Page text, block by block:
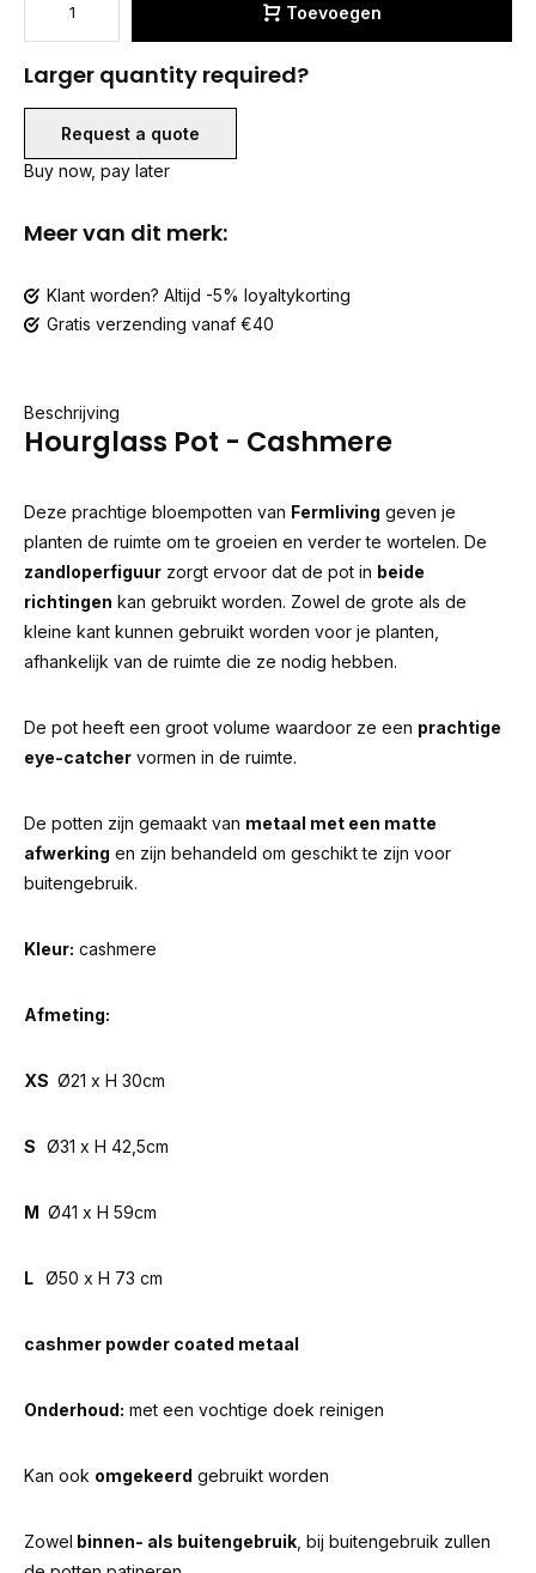
Toevoegen
Larger quantity required?
Request a quote
Buy now, pay later
Meer van dit merk:
Klant worden? Altijd -5% loyaltykorting
Gratis verzending vanaf €40
Beschrijving
Hourglass Pot - Cashmere
Deze prachtige bloempotten van Fermliving geven je
planten de ruimte om te groeien en verder te wortelen. De
zandloperfiguur zorgt ervoor dat de pot in beide
richtingen kan gebruikt worden. Zowel de grote als de
kleine kant kunnen gebruikt worden voor je planten,
afhankelijk van de ruimte die ze nodig hebben.
De pot heeft een groot volume waardoor ze een prachtige
eye-catcher vormen in de ruimte.
De potten zijn gemaakt van metaal met een matte
afwerking en zijn behandeld om geschikt te zijn voor
buitengebruik.
Kleur: cashmere
Afmeting:
XS Ø21 x H 30cm
S Ø31 x H 42,5cm
M Ø41 x H 59cm
L Ø50 x H 73 cm
cashmer powder coated metaal
Onderhoud: met een vochtige doek reinigen
Kan ook omgekeerd gebruikt worden
Zowel binnen- als buitengebruik , bij buitengebruik zullen